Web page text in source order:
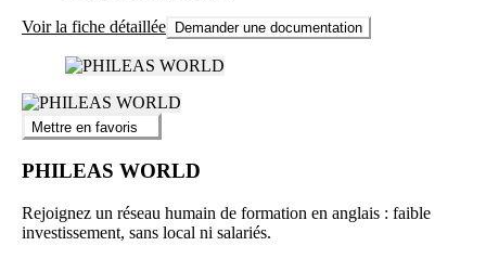
Voir la fiche détaillée Demander une documentation
Mettre en favoris
PHILEAS WORLD
Rejoignez un réseau humain de formation en anglais : faible
investissement, sans local ni salariés.